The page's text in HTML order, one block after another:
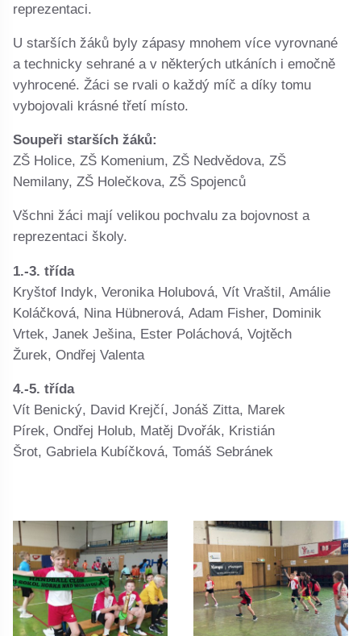
reprezentaci.
U starších žáků byly zápasy mnohem více vyrovnané
a technicky sehrané a v některých utkáních i emočně
vyhrocené. Žáci se rvali o každý míč a díky tomu
vybojovali krásné třetí místo.
Soupeři starších žáků:
ZŠ Holice, ZŠ Komenium, ZŠ Nedvědova, ZŠ
Nemilany, ZŠ Holečkova, ZŠ Spojenců
Všchni žáci mají velikou pochvalu za bojovnost a
reprezentaci školy.
1.-3. třída
Kryštof Indyk, Veronika Holubová, Vít Vraštil, Amálie
Koláčková, Nina Hübnerová, Adam Fisher, Dominik
Vrtek, Janek Ješina, Ester Poláchová, Vojtěch
Žurek, Ondřej Valenta
4.-5. třída
Vít Benický, David Krejčí, Jonáš Zitta, Marek
Pírek, Ondřej Holub, Matěj Dvořák, Kristián
Šrot, Gabriela Kubíčková, Tomáš Sebránek